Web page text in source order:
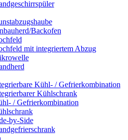
Backofen
mit integriertem Abzug
Kühl- / Gefrierkombination
Kühlschrank
/ Gefrierkombination
by-Side